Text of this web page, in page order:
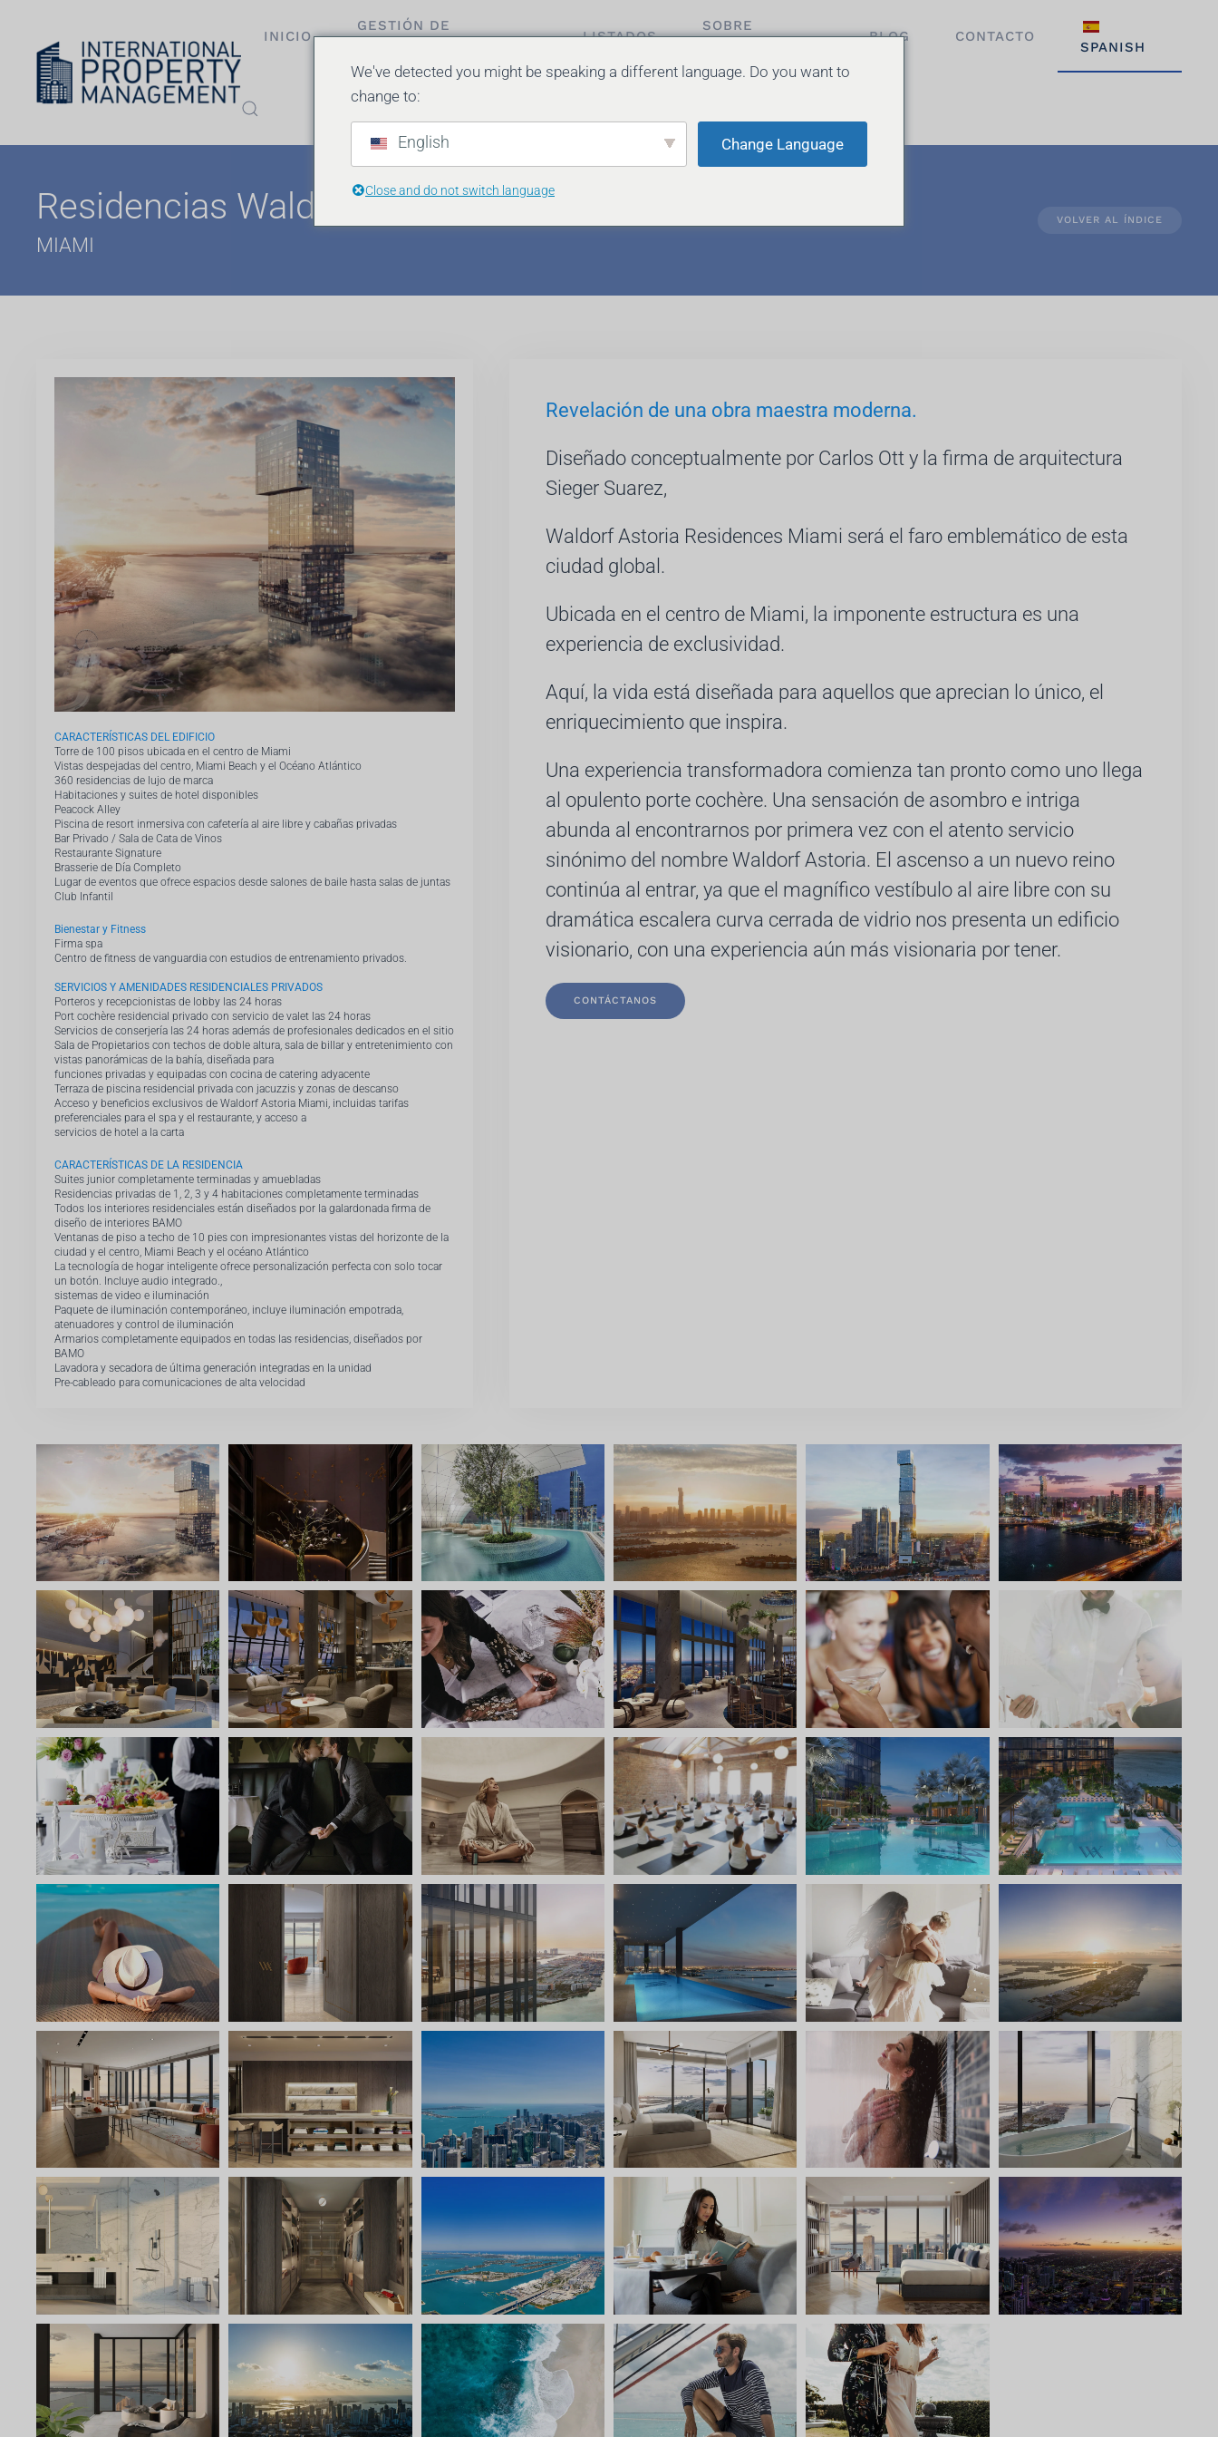
Ir al contenido principal INICIO
GESTIÓN DE
LISTADOS
SOBRE
BLOG CONTACTO
SPANISH
Residencias Waldorf Astoria
MIAMI
VOLVER AL ÍNDICE
CARACTERÍSTICAS DEL EDIFICIO
Torre de 100 pisos ubicada en el centro de Miami
Vistas despejadas del centro, Miami Beach y el Océano Atlántico
360 residencias de lujo de marca
Habitaciones y suites de hotel disponibles
Peacock Alley
Piscina de resort inmersiva con cafetería al aire libre y cabañas privadas
Bar Privado / Sala de Cata de Vinos
Restaurante Signature
Brasserie de Día Completo
Lugar de eventos que ofrece espacios desde salones de baile hasta salas de juntas
Club Infantil
Bienestar y Fitness
Firma spa
Centro de fitness de vanguardia con estudios de entrenamiento privados.
SERVICIOS Y AMENIDADES RESIDENCIALES PRIVADOS
Porteros y recepcionistas de lobby las 24 horas
Port cochère residencial privado con servicio de valet las 24 horas
Servicios de conserjería las 24 horas además de profesionales dedicados en el sitio
Sala de Propietarios con techos de doble altura, sala de billar y entretenimiento con
vistas panorámicas de la bahía, diseñada para
funciones privadas y equipadas con cocina de catering adyacente
Terraza de piscina residencial privada con jacuzzis y zonas de descanso
Acceso y beneficios exclusivos de Waldorf Astoria Miami, incluidas tarifas
preferenciales para el spa y el restaurante, y acceso a
servicios de hotel a la carta
CARACTERÍSTICAS DE LA RESIDENCIA
Suites junior completamente terminadas y amuebladas
Residencias privadas de 1, 2, 3 y 4 habitaciones completamente terminadas
Todos los interiores residenciales están diseñados por la galardonada firma de
diseño de interiores BAMO
Ventanas de piso a techo de 10 pies con impresionantes vistas del horizonte de la
ciudad y el centro, Miami Beach y el océano Atlántico
La tecnología de hogar inteligente ofrece personalización perfecta con solo tocar
un botón. Incluye audio integrado.,
sistemas de video e iluminación
Paquete de iluminación contemporáneo, incluye iluminación empotrada,
atenuadores y control de iluminación
Armarios completamente equipados en todas las residencias, diseñados por
BAMO
Lavadora y secadora de última generación integradas en la unidad
Pre-cableado para comunicaciones de alta velocidad
Revelación de una obra maestra moderna.
Diseñado conceptualmente por Carlos Ott y la firma de arquitectura
Sieger Suarez,
Waldorf Astoria Residences Miami será el faro emblemático de esta
ciudad global.
Ubicada en el centro de Miami, la imponente estructura es una
experiencia de exclusividad.
Aquí, la vida está diseñada para aquellos que aprecian lo único, el
enriquecimiento que inspira.
Una experiencia transformadora comienza tan pronto como uno llega
al opulento porte cochère. Una sensación de asombro e intriga
abunda al encontrarnos por primera vez con el atento servicio
sinónimo del nombre Waldorf Astoria. El ascenso a un nuevo reino
continúa al entrar, ya que el magnífico vestíbulo al aire libre con su
dramática escalera curva cerrada de vidrio nos presenta un edificio
visionario, con una experiencia aún más visionaria por tener.
CONTÁCTANOS
We've detected you might be speaking a different language. Do you want to
change to:
English Change Language
Close and do not switch language